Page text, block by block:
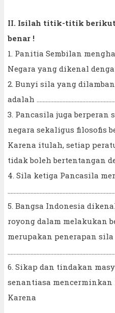
II. Isilah titik-titik berikut
benar !
1. Panitia Sembilan
Negara yang dikenal
2. Bunyi sila yang
adalah
3. Pancasila juga berperan
negara sekaligus filosofis
Karena itulah, setiap
tidak boleh bertentangan
4. Sila ketiga Pancasila
5. Bangsa Indonesia
royong dalam melakukan
merupakan penerapan sila
6. Sikap dan tindakan
senantiasa
Karena